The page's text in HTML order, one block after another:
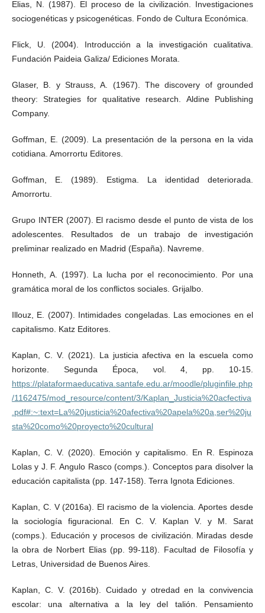
Elias, N. (1987). El proceso de la civilización. Investigaciones
sociogenéticas y psicogenéticas. Fondo de Cultura Económica.
Flick, U. (2004). Introducción a la investigación cualitativa.
Fundación Paideia Galiza/ Ediciones Morata.
Glaser, B. y Strauss, A. (1967). The discovery of grounded
theory: Strategies for qualitative research. Aldine Publishing
Company.
Goffman, E. (2009). La presentación de la persona en la vida
cotidiana. Amorrortu Editores.
Goffman, E. (1989). Estigma. La identidad deteriorada.
Amorrortu.
Grupo INTER (2007). El racismo desde el punto de vista de los
adolescentes. Resultados de un trabajo de investigación
preliminar realizado en Madrid (España). Navreme.
Honneth, A. (1997). La lucha por el reconocimiento. Por una
gramática moral de los conflictos sociales. Grijalbo.
Illouz, E. (2007). Intimidades congeladas. Las emociones en el
capitalismo. Katz Editores.
Kaplan, C. V. (2021). La justicia afectiva en la escuela como
horizonte. Segunda Época, vol. 4, pp. 10-15.
https://plataformaeducativa.santafe.edu.ar/moodle/pluginfile.php
/1162475/mod_resource/content/3/Kaplan_Justicia%20acfectiva
.pdf#:~:text=La%20justicia%20afectiva%20apela%20a,ser%20ju
sta%20como%20proyecto%20cultural
Kaplan, C. V. (2020). Emoción y capitalismo. En R. Espinoza
Lolas y J. F. Angulo Rasco (comps.). Conceptos para disolver la
educación capitalista (pp. 147-158). Terra Ignota Ediciones.
Kaplan, C. V (2016a). El racismo de la violencia. Aportes desde
la sociología figuracional. En C. V. Kaplan V. y M. Sarat
(comps.). Educación y procesos de civilización. Miradas desde
la obra de Norbert Elias (pp. 99-118). Facultad de Filosofía y
Letras, Universidad de Buenos Aires.
Kaplan, C. V. (2016b). Cuidado y otredad en la convivencia
escolar: una alternativa a la ley del talión. Pensamiento